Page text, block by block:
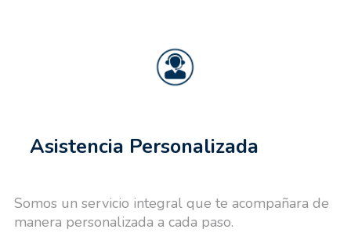
Asistencia Personalizada
Somos un servicio integral que te acompañara de
manera personalizada a cada paso.